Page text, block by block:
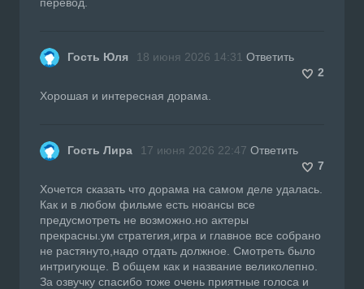
Гость Юля 18 июня 2026 14:31 Ответить
2
Хорошая и интересная дорама.
Гость Лира 17 июня 2026 22:47 Ответить
7
Хочется сказать что дорама на самом деле удалась.
Как и в любом фильме есть нюансы все
предусмотреть не возможно.но актеры
прекрасны.ум стратегия,игра и главное все собрано
не растянуто,надо отдать должное. Смотреть было
интригующе. В общем как и название великолепно.
За озвучку спасибо тоже очень приятные голоса и